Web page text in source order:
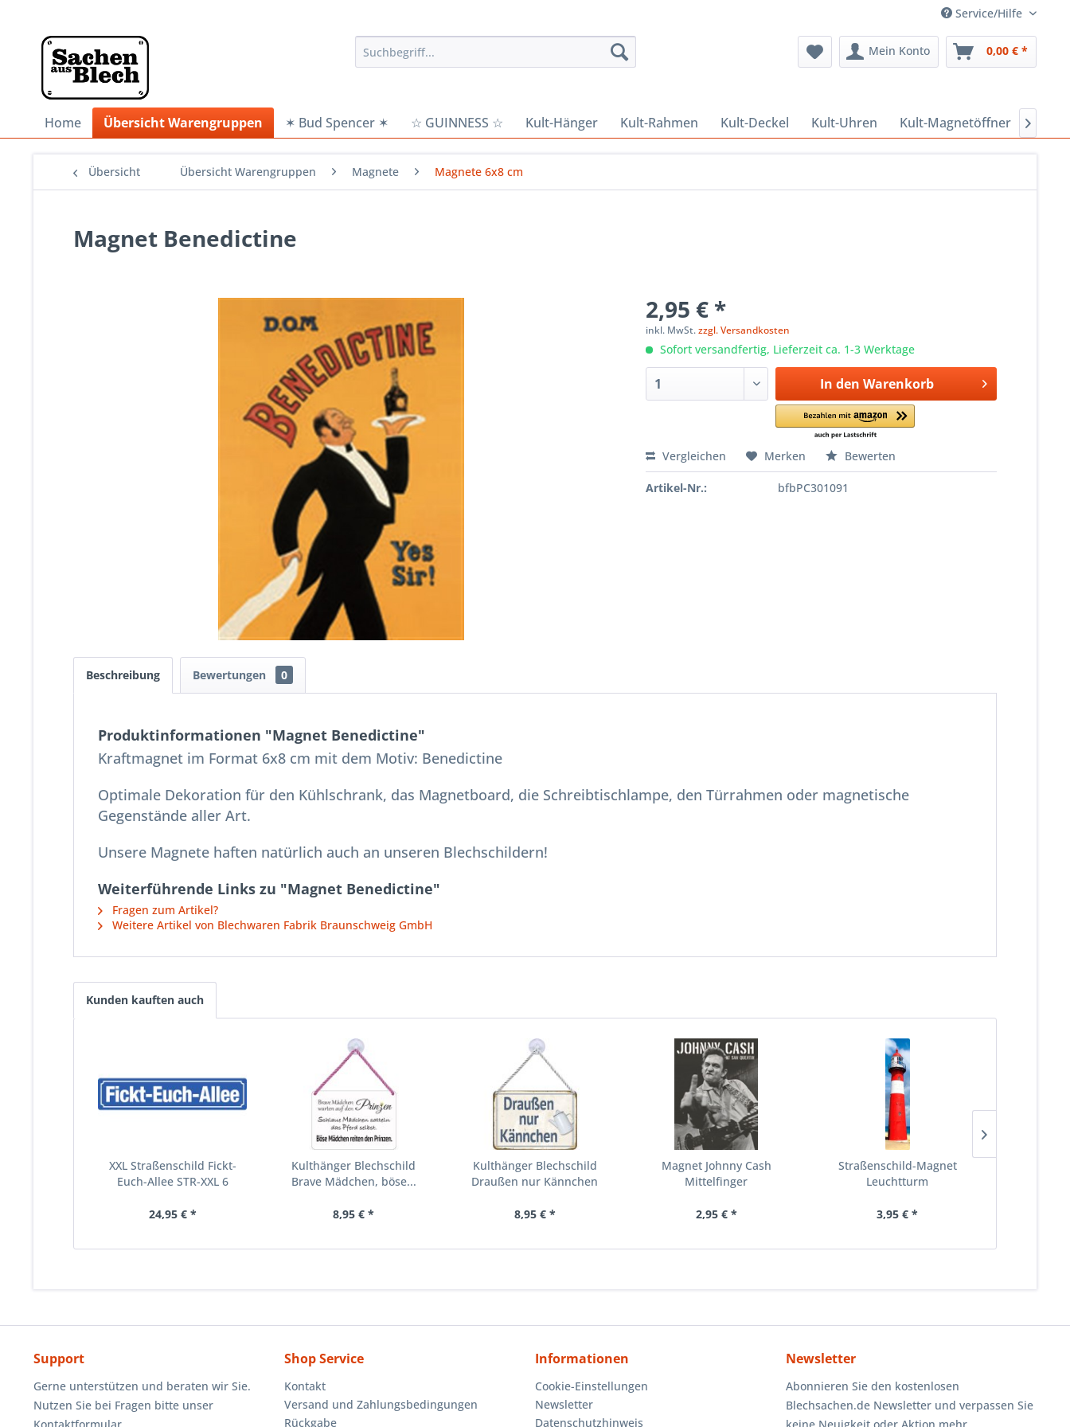
Service/Hilfe
Mein Konto 0,00 € *
Home Übersicht Warengruppen ✶ Bud Spencer ✶ ☆ GUINNESS ☆ Kult-Hänger Kult-Rahmen Kult-Deckel Kult-Uhren Kult-Magnetöffner 
Übersicht Übersicht Warengruppen Magnete Magnete 6x8 cm
Magnet Benedictine
2,95 € *
inkl. MwSt.zzgl. Versandkosten
Sofort versandfertig, Lieferzeit ca. 1-3 Werktage
In den Warenkorb
Vergleichen Merken Bewerten
Artikel-Nr.: bfbPC301091
Beschreibung Bewertungen 0
Produktinformationen "Magnet Benedictine"
Kraftmagnet im Format 6x8 cm mit dem Motiv: Benedictine
Optimale Dekoration für den Kühlschrank, das Magnetboard, die Schreibtischlampe, den Türrahmen oder magnetische
Gegenstände aller Art.
Unsere Magnete haften natürlich auch an unseren Blechschildern!
Weiterführende Links zu "Magnet Benedictine"
Fragen zum Artikel?
Weitere Artikel von Blechwaren Fabrik Braunschweig GmbH
Kunden kauften auch
XXL Straßenschild Fickt-
Euch-Allee STR-XXL 6
24,95 € *
Kulthänger Blechschild
Brave Mädchen, böse...
8,95 € *
Kulthänger Blechschild
Draußen nur Kännchen
8,95 € *
Magnet Johnny Cash
Mittelfinger
2,95 € *
Straßenschild-Magnet
Leuchtturm
3,95 € *
Support
Gerne unterstützen und beraten wir Sie.
Nutzen Sie bei Fragen bitte unser
Shop Service
Kontakt
Versand und Zahlungsbedingungen
Rückgabe
Informationen
Cookie-Einstellungen
Newsletter
Datenschutzhinweis
Newsletter
Abonnieren Sie den kostenlosen
Blechsachen.de Newsletter und verpassen Sie